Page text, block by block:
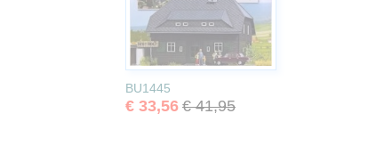
BU1445
€ 33,56 € 41,95